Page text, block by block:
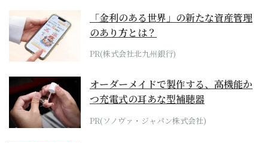
「金利のある世界」の新たな資産管理
のあり方とは？
PR(株式会社北九州銀行)
オーダーメイドで製作する、高機能か
つ充電式の耳あな型補聴器
PR(ソノヴァ・ジャパン株式会社)